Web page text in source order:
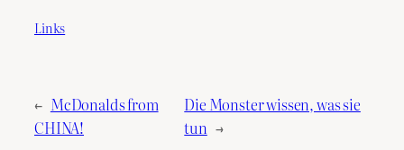
Links
← McDonalds from
CHINA!
Die Monster wissen, was sie
tun →